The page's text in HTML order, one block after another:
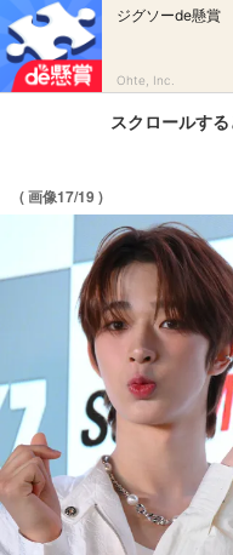
ジグソーde懸賞
Ohte, Inc.
スクロールす
( 画像17/19 )